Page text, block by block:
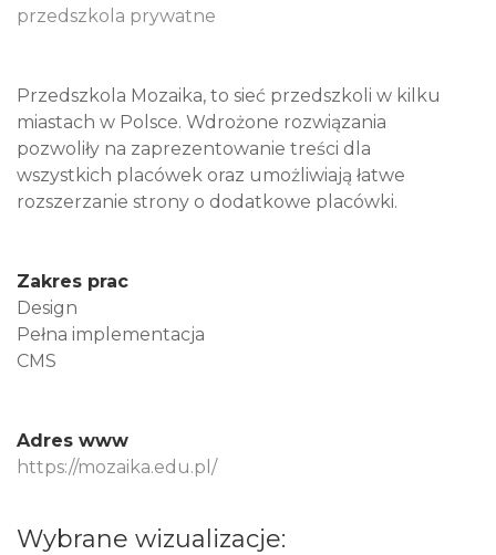
przedszkola prywatne
Przedszkola Mozaika, to sieć przedszkoli w kilku
miastach w Polsce. Wdrożone rozwiązania
pozwoliły na zaprezentowanie treści dla
wszystkich placówek oraz umożliwiają łatwe
rozszerzanie strony o dodatkowe placówki.
Zakres prac
Design
Pełna implementacja
CMS
Adres www
https://mozaika.edu.pl/
Wybrane wizualizacje: